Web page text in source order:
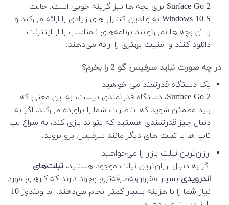
Surface Go 2 برای بچه ها نیز گزینه خوبی است. حالت
Windows 10 S به والدین کنترل های زیادی را ارائه می‌کند و
با آن بچه ها نمی‌توانند برنامه‌های نامناسب را از اینترنت
دانلود کنند و امنیت بهتری را ارائه می‌دهند.
در چه صورت نباید سرفیس گو 2 را بخرم؟
یک دستگاه قدرتمند می خواهید
Surface Go 2، دستگاه قدرتمندی نیست، به این معنی که
باید مطمئن شوید که انتظارات شما را براورده می‌کند. اگر به
دنبال چیز قدرتمندی هستید که بتواند بازی کند، به سراغ لپ
تاپ ها یا تبلت های دیگر مانند سرفیس پرو بروید.
ارزان‌ترین تبلت بازار را می‌خواهید
اگر به دنبال ارزان‌ترین تبلت موجود هستید، تبلت‌های
اندرویدی بسیار مقرون‌به‌صرفه‌تری وجود دارند که کارهای مورد
نیاز شما را با هزینه بسیار کمتر انجام می‌دهند. اما ویندوز 10